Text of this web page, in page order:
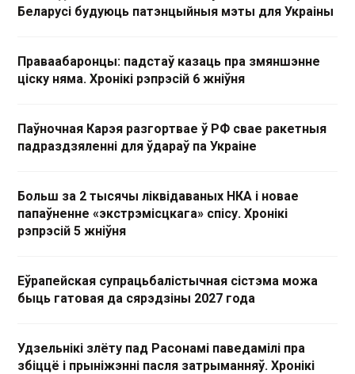
Беларусі будуюць патэнцыйныя мэты для Украіны
Праваабаронцы: падстаў казаць пра змяншэнне
ціску няма. Хронікі рэпрэсій 6 жніўня
Паўночная Карэя разгортвае ў РФ свае ракетныя
падраздзяленні для ўдараў па Украіне
Больш за 2 тысячы ліквідаваных НКА і новае
папаўненне «экстрэмісцкага» спісу. Хронікі
рэпрэсій 5 жніўня
Еўрапейская супрацьбалістычная сістэма можа
быць гатовая да сярэдзіны 2027 года
Удзельнікі злёту пад Расонамі паведамілі пра
збіццё і прыніжэнні пасля затрыманняў. Хронікі